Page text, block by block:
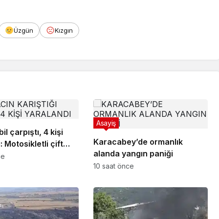
Üzgün Kızgın
çarpıştı, 4 kişi
Motosikletli çift
payı kurtuldu
Karacabey’de ormanlık
alanda yangın paniği
Asayiş
10 saat önce